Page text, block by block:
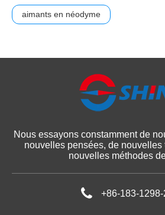
aimants en néodyme
Nous essayons constamment de
nouvelles pensées, de nouvelles
nouvelles méthodes
+86-183-